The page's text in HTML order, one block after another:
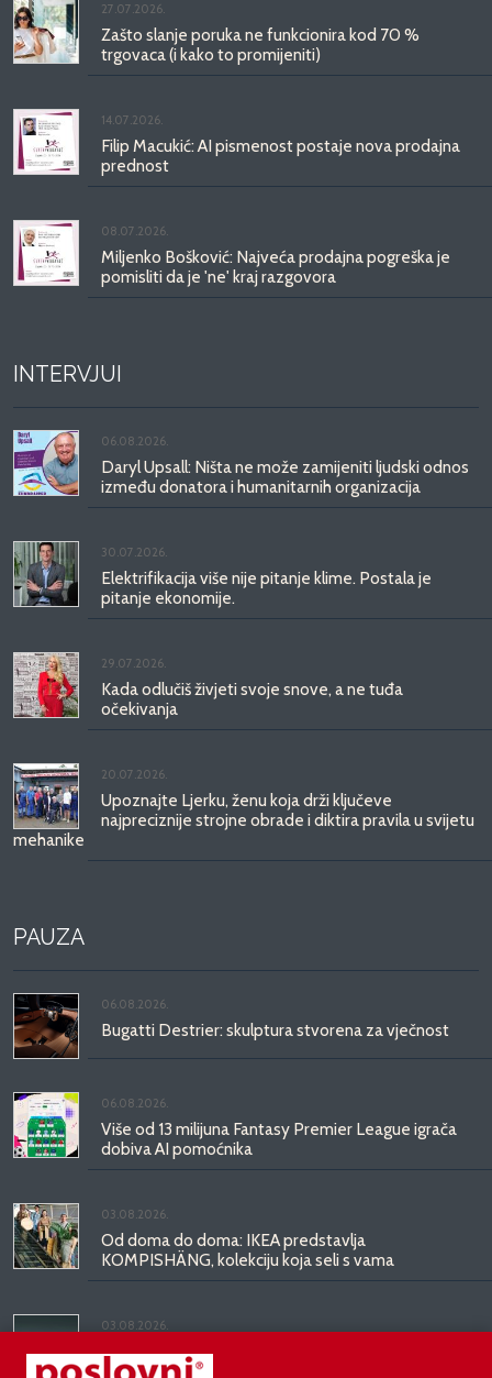
27.07.2026.
Zašto slanje poruka ne funkcionira kod 70 %
trgovaca (i kako to promijeniti)
14.07.2026.
Filip Macukić: AI pismenost postaje nova prodajna
prednost
08.07.2026.
Miljenko Bošković: Najveća prodajna pogreška je
pomisliti da je 'ne' kraj razgovora
INTERVJUI
06.08.2026.
Daryl Upsall: Ništa ne može zamijeniti ljudski odnos
između donatora i humanitarnih organizacija
30.07.2026.
Elektrifikacija više nije pitanje klime. Postala je
pitanje ekonomije.
29.07.2026.
Kada odlučiš živjeti svoje snove, a ne tuđa
očekivanja
20.07.2026.
Upoznajte Ljerku, ženu koja drži ključeve
najpreciznije strojne obrade i diktira pravila u svijetu
mehanike
PAUZA
06.08.2026.
Bugatti Destrier: skulptura stvorena za vječnost
06.08.2026.
Više od 13 milijuna Fantasy Premier League igrača
dobiva AI pomoćnika
03.08.2026.
Od doma do doma: IKEA predstavlja
KOMPISHÄNG, kolekciju koja seli s vama
03.08.2026.
Kineski BYD predstavio luksuznu limuzinu veću od
Mercedesove S-klase, obećava domet do 1.000